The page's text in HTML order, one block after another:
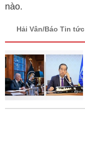
nào.
Hải Vân/Báo Tin tức